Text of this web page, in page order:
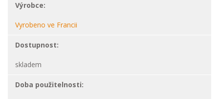
Výrobce:
Vyrobeno ve Francii
Dostupnost:
skladem
Doba použitelnosti: